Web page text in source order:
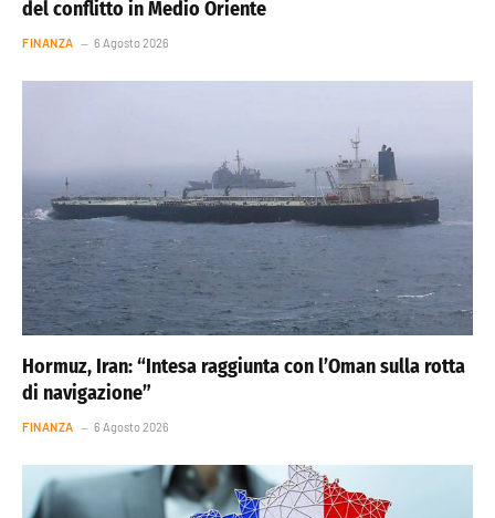
del conflitto in Medio Oriente
FINANZA 6 Agosto 2026
Hormuz, Iran: “Intesa raggiunta con l’Oman sulla rotta
di navigazione”
FINANZA 6 Agosto 2026